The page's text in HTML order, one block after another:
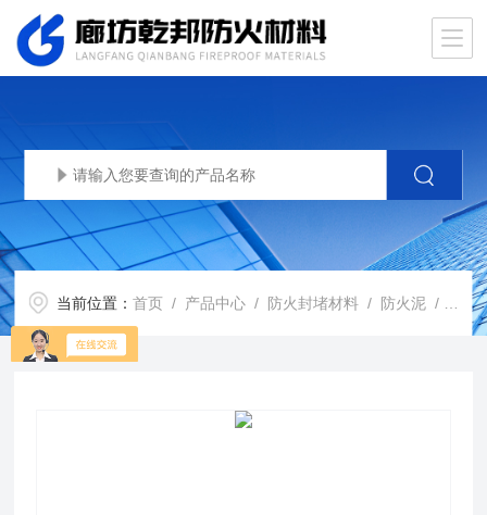
当前位置：首页 / 产品中心 / 防火封堵材料 / 防火泥 / 河北防火泥A